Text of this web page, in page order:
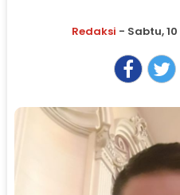
Redaksi - Sabtu, 10